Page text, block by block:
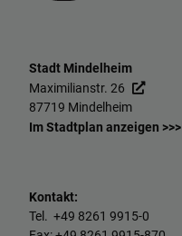
Stadt Mindelheim
Maximilianstr. 26
87719 Mindelheim
Im Stadtplan anzeigen >>>
Kontakt:
Tel. +49 8261 9915-0